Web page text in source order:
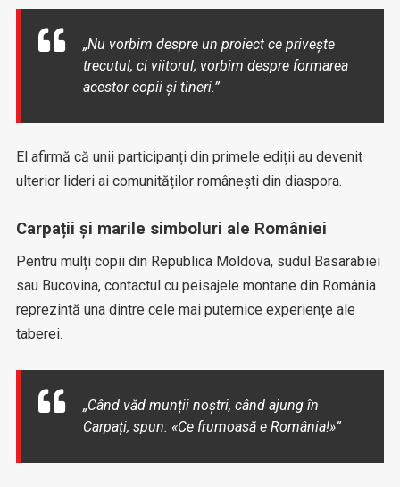
„Nu vorbim despre un proiect ce privește
trecutul, ci viitorul; vorbim despre formarea
acestor copii și tineri.”
El afirmă că unii participanți din primele ediții au devenit
ulterior lideri ai comunităților românești din diaspora.
Carpații și marile simboluri ale României
Pentru mulți copii din Republica Moldova, sudul Basarabiei
sau Bucovina, contactul cu peisajele montane din România
reprezintă una dintre cele mai puternice experiențe ale
taberei.
„Când văd munții noștri, când ajung în
Carpați, spun: «Ce frumoasă e România!»”